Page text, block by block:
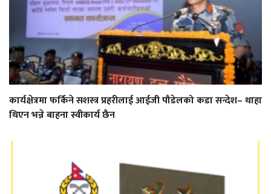
कार्यक्षेत्रमा फर्किने सशस्त्र प्रहरीलाई आईजी पौडेलको कडा सन्देश– थाहा
थिएन भन्ने बाहना स्वीकार्य छैन